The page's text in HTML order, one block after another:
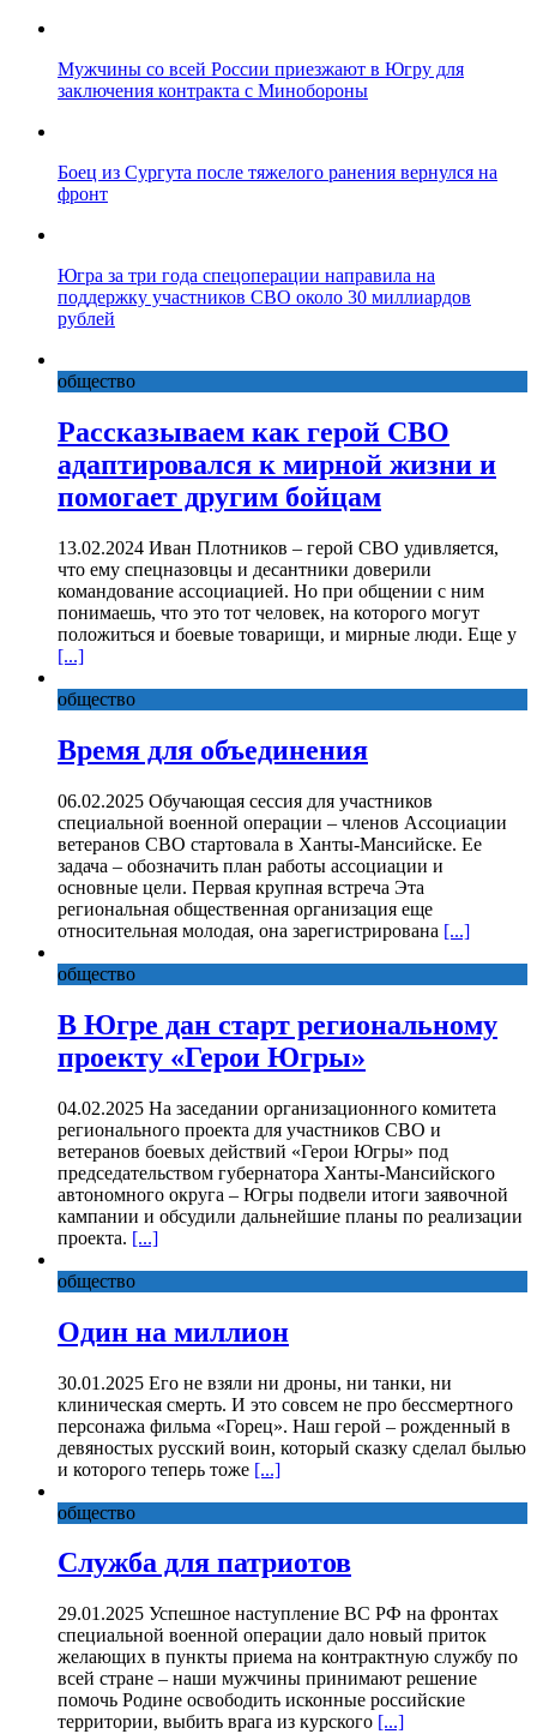
Мужчины со всей России приезжают в Югру для
заключения контракта с Минобороны
Боец из Сургута после тяжелого ранения вернулся на
фронт
Югра за три года спецоперации направила на
поддержку участников СВО около 30 миллиардов
рублей
общество
Рассказываем как герой СВО
адаптировался к мирной жизни и
помогает другим бойцам
13.02.2024 Иван Плотников – герой СВО удивляется,
что ему спецназовцы и десантники доверили
командование ассоциацией. Но при общении с ним
понимаешь, что это тот человек, на которого могут
положиться и боевые товарищи, и мирные люди. Еще у
[...]
общество
Время для объединения
06.02.2025 Обучающая сессия для участников
специальной военной операции – членов Ассоциации
ветеранов СВО стартовала в Ханты-Мансийске. Ее
задача – обозначить план работы ассоциации и
основные цели. Первая крупная встреча Эта
региональная общественная организация еще
относительная молодая, она зарегистрирована [...]
общество
В Югре дан старт региональному
проекту «Герои Югры»
04.02.2025 На заседании организационного комитета
регионального проекта для участников СВО и
ветеранов боевых действий «Герои Югры» под
председательством губернатора Ханты-Мансийского
автономного округа – Югры подвели итоги заявочной
кампании и обсудили дальнейшие планы по реализации
проекта. [...]
общество
Один на миллион
30.01.2025 Его не взяли ни дроны, ни танки, ни
клиническая смерть. И это совсем не про бессмертного
персонажа фильма «Горец». Наш герой – рожденный в
девяностых русский воин, который сказку сделал былью
и которого теперь тоже [...]
общество
Служба для патриотов
29.01.2025 Успешное наступление ВС РФ на фронтах
специальной военной операции дало новый приток
желающих в пункты приема на контрактную службу по
всей стране – наши мужчины принимают решение
помочь Родине освободить исконные российские
территории, выбить врага из курского [...]